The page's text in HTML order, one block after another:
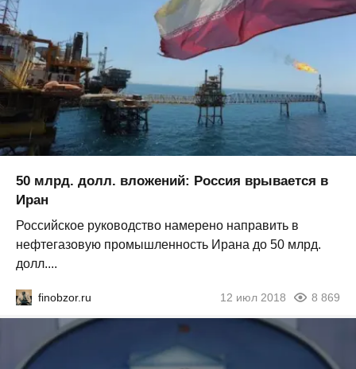
50 млрд. долл. вложений: Россия врывается в
Иран
Российское руководство намерено направить в
нефтегазовую промышленность Ирана до 50 млрд.
долл....
finobzor.ru 12 июл 2018 8 869